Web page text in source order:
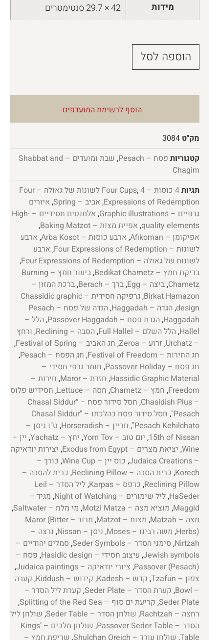
מידות 42 × 29.7 סנטימטרים
הוספה לסל
הוסף לרשימת המועדפים
מק"ט 3084
קטגוריות פסח – Pesach ,
שבת ומועדים – Shabbat and
Chagim
תגיות4 כוסות – Four Cups ,
4 לשונות של גאולה – Four
Expressions of Redemption
, אביב – Spring , איורים
גרפיים – Graphic illustrations
,
אלמנטים חסידיים – High-
quality elements
, אפיית מצות – Baking Matzot
,
אפיקומן – Afikoman
, ארבע כוסות – Arba Kosot , ארבע
לשונות – Four Expressions of Redemption
, ארבע
לשונות של גאולה – Four Expressions of Redemption
,
בדיקת חמץ – Bedikat Chametz
,
ביעור חמץ – Burning
Chametz
,ביצה – Egg ,ברך – Berach ,ברכת המזון –
Birkat Hamazon
,
גרפיקה חסידית – Chassidic graphic
design
,הגדה – Haggadah ,
הגדה של פסח – Pesach
Haggadah
,הגדת פסח – Passover Haggadah ,הלל –
Hallel
,הלל השלם – Full Hallel ,הסבה – Reclining , ורחץ
– Urchatz
, זרוע – Zeroa , חג האביב – Festival of Spring
,
חג החירות – Festival of Freedom
, חג הפסח – Pesach
,
חג פסח – Passover Holiday
, חומר גרפי חסידי –
Hassidic Graphic Material
, חזרת – Maror , חירות –
Freedom
, חמץ – Chametz , חסה – Lettuce , חסידיש פלוס
– Chasidish Plus
,
חסל סידור פסח – "Chasal Siddur
Pesach"
,
חסל סידור פסח כהלכתו – "Chasal Siddur
Pesach Kehilchato"
, חריין – Horseradish , ט"ו ניסן –
15th of Nissan
, יום טוב – Yom Tov , יחץ – Yachatz , יין –
Wine
, יציאת מצרים – Exodus from Egypt , יצירות יודאיקה
– Judaica Creations
, כוס יין – Wine Cup , כורך –
Korech
, כרית הסבה – Reclining Pillow , כרית להסבה –
Reclining Pillow
, כרפס – Karpas ,
ליל הסדר – Leil
HaSeder
,ליל שימורים – Night of Watching , מגיד –
Maggid
, מוציא מצה – Motzi Matza , מי מלח – Saltwater
,
מצה – Matzah
, מצות – Matzot ,
מרור – Maror (Bitter
Herbs)
, משה רבינו – Moses , ניסן – Nissan , נרצה –
Nirtzah
, סימני הסדר – Seder Symbols , סמלים יהודיים –
Jewish symbols
, עיצוב חסידי – Hasidic design , פסח –
Passover (Pesach)
, ציורי יודאיקה – Judaica paintings
,
צפון – Tzafun
, קדש – Kadesh , קידוש – Kiddush , קערה
– Bowl
, קערת הסדר – Seder Plate , קערת ליל הסדר –
Seder Plate
, קריעת ים סוף – Splitting of the Red Sea
,
רחצה – Rachtzah
, שולחן הסדר – Seder Table , שולחן ליל
הסדר – Passover Seder Table
,
שולחן מלכים – Kings’